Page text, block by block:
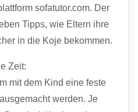
sofatutor.com. Der
Tipps, wie Eltern ihre
in die Koje bekommen.
Zeit:
mit dem Kind eine feste
werden. Je